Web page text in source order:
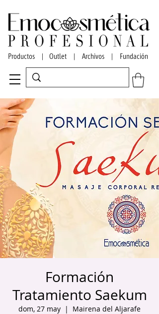
Productos | Outlet | Archivos | Fundación
Formación
Tratamiento Saekum
dom, 27 may
  |
Mairena del Aljarafe